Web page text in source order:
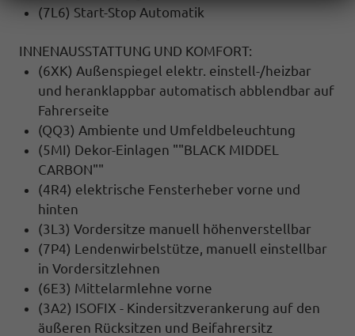
(7L6) Start-Stop Automatik
INNENAUSSTATTUNG UND KOMFORT:
(6XK) Außenspiegel elektr. einstell-/heizbar
und heranklappbar automatisch abblendbar auf
Fahrerseite
(QQ3) Ambiente und Umfeldbeleuchtung
(5MI) Dekor-Einlagen ""BLACK MIDDEL
CARBON""
(4R4) elektrische Fensterheber vorne und
hinten
(3L3) Vordersitze manuell höhenverstellbar
(7P4) Lendenwirbelstütze, manuell einstellbar
in Vordersitzlehnen
(6E3) Mittelarmlehne vorne
(3A2) ISOFIX - Kindersitzverankerung auf den
äußeren Rücksitzen und Beifahrersitz